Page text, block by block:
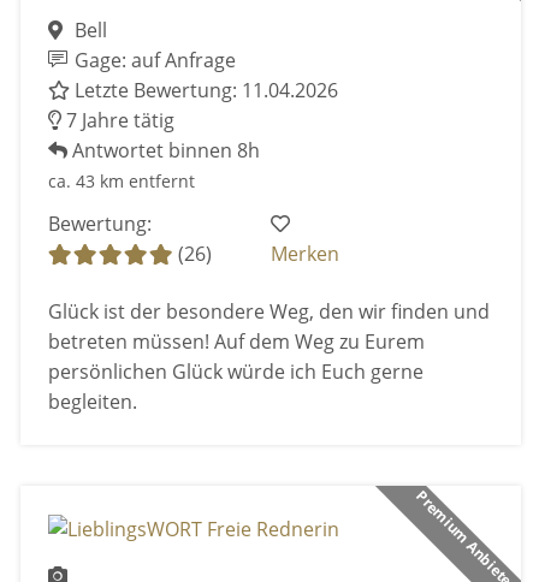
Bell
Gage: auf Anfrage
Letzte Bewertung: 11.04.2026
7 Jahre tätig
Antwortet binnen 8h
ca. 43 km entfernt
Bewertung:
(26)
Merken
Glück ist der besondere Weg, den wir finden und
betreten müssen! Auf dem Weg zu Eurem
persönlichen Glück würde ich Euch gerne
begleiten.
Premium Anbieter